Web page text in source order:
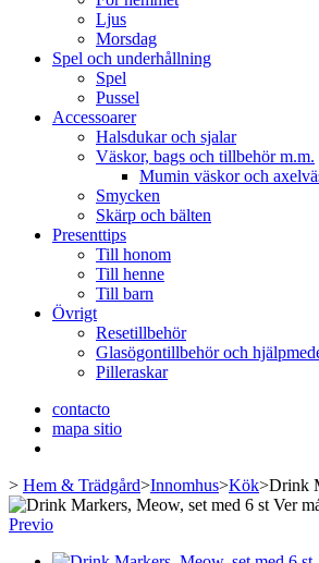
Ljus
Morsdag
Spel och underhållning
Spel
Pussel
Accessoarer
Halsdukar och sjalar
Väskor, bags och tillbehör m.m.
Mumin väskor och
Smycken
Skärp och bälten
Presenttips
Till honom
Till henne
Till barn
Övrigt
Resetillbehör
Glasögontillbehör och
Pilleraskar
contacto
mapa sitio
> Hem & Trädgård>Innomhus>Kök>Drink
Ver
Previo